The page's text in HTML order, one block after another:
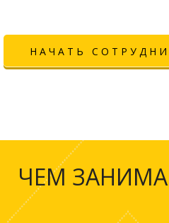
НАЧАТЬ
ЧЕМ